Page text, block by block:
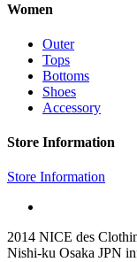
Women
Outer
Tops
Bottoms
Shoes
Accessory
Store Information
Store Information
2014 NICE des
Nishi-ku Osaka JPN